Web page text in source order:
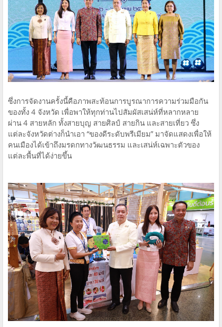
ซึ่งการจัดงานครั้งนี้คือภาพสะท้อนการบูรณาการความร่วมมือกัน
ของทั้ง 4 จังหวัด เพื่อพาให้ทุกท่านไปสัมผัสเสน่ห์ที่หลากหลาย
ผ่าน 4 สายหลัก ทั้งสายบุญ สายศิลป์ สายกิน และสายเที่ยว ซึ่ง
แต่ละจังหวัดต่างก็นำเอา “ของดีระดับพรีเมียม” มาจัดแสดงเพื่อให้
คนเมืองได้เข้าถึงมรดกทางวัฒนธรรม และเสน่ห์เฉพาะตัวของ
แต่ละพื้นที่ได้ง่ายขึ้น